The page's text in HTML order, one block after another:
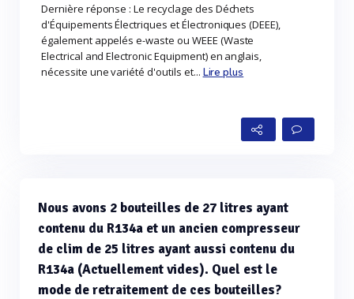
Dernière réponse : Le recyclage des Déchets
d'Équipements Électriques et Électroniques (DEEE),
également appelés e-waste ou WEEE (Waste
Electrical and Electronic Equipment) en anglais,
nécessite une variété d'outils et... Lire plus
Nous avons 2 bouteilles de 27 litres ayant
contenu du R134a et un ancien compresseur
de clim de 25 litres ayant aussi contenu du
R134a (Actuellement vides). Quel est le
mode de retraitement de ces bouteilles?